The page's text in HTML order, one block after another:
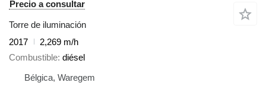
Precio a consultar
Torre de iluminación
2017
2,269 m/h
Combustible diésel
Bélgica, Waregem